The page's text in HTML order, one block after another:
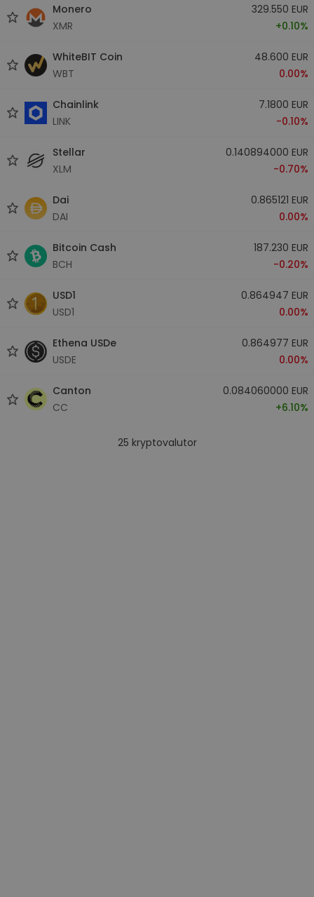
Monero
XMR
329.550 EUR
+0.10%
WhiteBIT Coin
WBT
48.600 EUR
0.00%
Chainlink
LINK
7.1800 EUR
-0.10%
Stellar
XLM
0.140894000 EUR
-0.70%
Dai
DAI
0.865121 EUR
0.00%
Bitcoin Cash
BCH
187.230 EUR
-0.20%
USD1
USD1
0.864947 EUR
0.00%
Ethena USDe
USDE
0.864977 EUR
0.00%
Canton
CC
0.084060000 EUR
+6.10%
25 kryptovalutor